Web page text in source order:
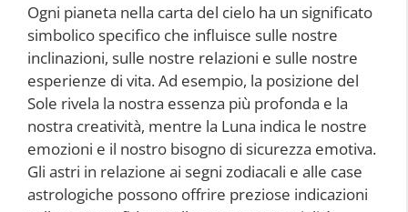
Ogni pianeta nella carta del cielo ha un significato
simbolico specifico che influisce sulle nostre
inclinazioni, sulle nostre relazioni e sulle nostre
esperienze di vita. Ad esempio, la posizione del
Sole rivela la nostra essenza più profonda e la
nostra creatività, mentre la Luna indica le nostre
emozioni e il nostro bisogno di sicurezza emotiva.
Gli astri in relazione ai segni zodiacali e alle case
astrologiche possono offrire preziose indicazioni